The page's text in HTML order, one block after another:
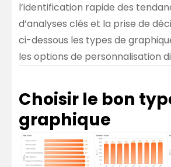
l’identification rapide des
d’analyses clés et la prise de
ci-dessous les types de
les options de personnalisation
Choisir le bon
graphique